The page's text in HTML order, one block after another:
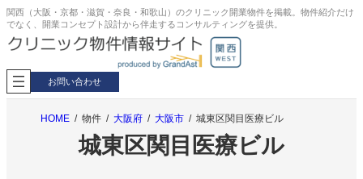
内
容
を
キ
ッ
関西（大阪・京都・滋賀・奈良・和歌山）のクリニック開業物件を掲載。物件紹介だけ
でなく、開業コンセプト設計から伴走するコンサルティングを提供。
お問い合わせ
HOME 物件 大阪府 大阪市 城東区関目医療ビル
城東区関目医療ビル